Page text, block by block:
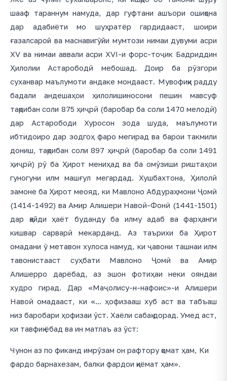
шааф тараннум намуда, дар гуфтани ашъори ошиқона
дар адабиёти мо шуҳратёр гардидааст, шоири
ғазалсарой ва маснавигӯйи мумтози нимаи дувуми асри
XV ва нимаи аввали асри XVI-и форс-тоҷик Бадриддин
Ҳилолии Астарободӣ мебошад. Доир ба рӯзгори
суханвар маълумоти андаке мондааст. Мувофиқи радду
бадали андешаҳои ҳилолишиносони пешин мавсуф
тақрибан соли 875 ҳиҷрӣ (баробар ба соли 1470 мелодӣ)
дар Астарободи Хуросон зода шуда, маълумоти
ибтидоиро дар зодгоҳ фаро мегирад ва барои такмили
дониш, тақрибан соли 897 ҳиҷрӣ (баробар ба соли 1491
ҳиҷрӣ) рӯ ба Ҳирот мениҳад ва ба омӯзиши риштаҳои
гуногуни илм машғул мегардад. Хушбахтона, Ҳилолӣ
замоне ба Ҳирот меояд, ки Мавлоно Абдураҳмони Ҷомӣ
(1414-1492) ва Амир Алишери Навоӣ-Фонӣ (1441-1501)
дар қайди ҳаёт буданду ба илму адаб ва фарҳанги
кишвар сарварӣ мекарданд. Аз таърихи ба Ҳирот
омадани ӯ метавон хулоса намуд, ки ҷавони ташнаи илм
тавонистааст суҳбати Мавлоно Ҷомӣ ва Амир
Алишерро дарёбад, аз эшон фотиҳаи неки ояндаи
худро гирад. Дар «Маҷолису-н-нафоис»-и Алишери
Навоӣ омадааст, ки «... ҳофизааш хуб аст ва табъаш
низ баробари ҳофизаи ӯст. Хаёли сабақ дорад. Умед аст,
ки тавфиқ ёбад ва ин матлаъ аз ӯст:
Чунон аз по фиканд имрӯзам он рафтору қомат ҳам, Ки
фардо барнахезам, балки фардои қиёмат ҳам».